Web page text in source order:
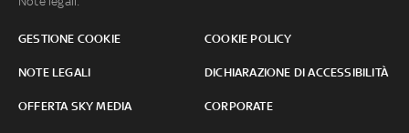
GESTIONE COOKIE COOKIE POLICY
NOTE LEGALI DICHIARAZIONE DI ACCESSIBILITÀ
OFFERTA SKY MEDIA CORPORATE